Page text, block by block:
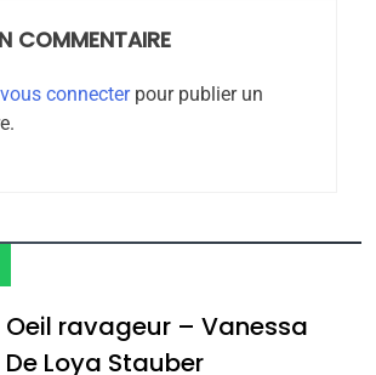
COMMENTAIRE
vous connecterpour publier un
Oeil ravageur – Vanessa
De Loya Stauber
rapport d’ADL contre
FRANCE ISRAÉL
Zrihen-Dvir
Jacques Hadida
JUDAISME